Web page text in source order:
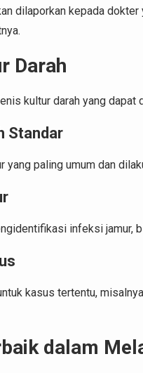
dilaporkan kepada
Darah
kultur darah yang dapat
Standar
yang paling umum dan
infeksi jamur,
kasus tertentu,
dalam